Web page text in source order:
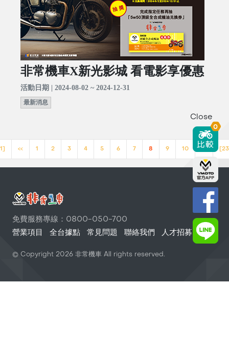
非常機車X新光影城 看電影享優惠
活動日期 | 2024-08-02 ~ 2024-12-31
最新消息
<< 1 2 3 4 5 6 7 8 9 10 >>
免費服務專線：0800-050-700
營業項目
全台據點 常見問題 聯絡我們 人才招募
© Copyright 2026 非常機車 All rights reserved.
Close
0